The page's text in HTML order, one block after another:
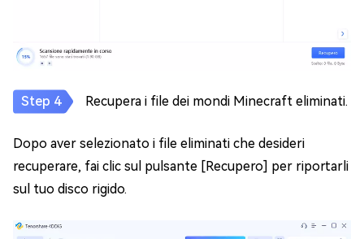
Recupera i file dei mondi Minecraft eliminati.
Dopo aver selezionato i file eliminati che desideri
recuperare, fai clic sul pulsante [Recupero] per riportarli
sul tuo disco rigido.